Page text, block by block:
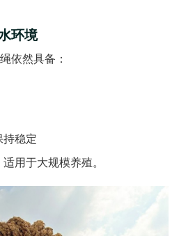
环境
依然具备：
稳定
用于大规模养殖。